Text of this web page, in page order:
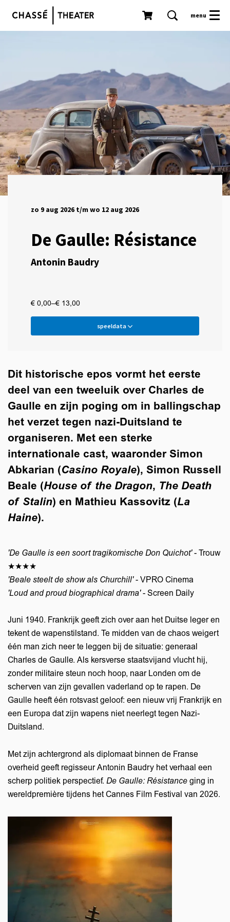
menu
De Gaulle: Résistance
Antonin Baudry
zo 9 aug 2026 t/mwo 12 aug 2026
€ 0,00–€ 13,00
speeldata
Dit historische epos vormt het eerste
deel van een tweeluik over Charles de
Gaulle en zijn poging om in ballingschap
het verzet tegen nazi-Duitsland te
organiseren. Met een sterke
internationale cast, waaronder Simon
Abkarian (Casino Royale), Simon Russell
Beale (House of the Dragon, The Death
of Stalin) en Mathieu Kassovitz (La
Haine).
'De Gaulle is een soort tragikomische Don Quichot'- Trouw
★★★★
'Beale steelt de show als Churchill'- VPRO Cinema
'Loud and proud biographical drama'- Screen Daily
Juni 1940. Frankrijk geeft zich over aan het Duitse leger en
tekent de wapenstilstand. Te midden van de chaos weigert
één man zich neer te leggen bij de situatie: generaal
Charles de Gaulle. Als kersverse staatsvijand vlucht hij,
zonder militaire steun noch hoop, naar Londen om de
scherven van zijn gevallen vaderland op te rapen. De
Gaulle heeft één rotsvast geloof: een nieuw vrij Frankrijk en
een Europa dat zijn wapens niet neerlegt tegen Nazi-
Duitsland.
Met zijn achtergrond als diplomaat binnen de Franse
overheid geeft regisseur Antonin Baudry het verhaal een
scherp politiek perspectief. De Gaulle: Résistance ging in
wereldpremière tijdens het Cannes Film Festival van 2026.